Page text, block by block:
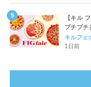
【キル
プチプチ
をたっぷ
登場8月
キルフェ
1日前